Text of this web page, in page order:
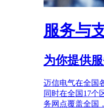
服务与
为你提供
迈信电气在全国
同时在全国17个
务网点覆盖全国